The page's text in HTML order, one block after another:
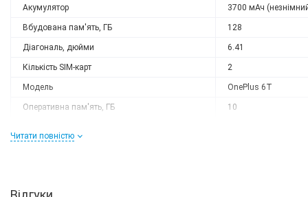
Акумулятор 3700 мАч
Вбудована пам'ять, ГБ 128
Діагональ, дюйми 6.41
Кількість SIM-карт 2
Модель OnePlus 6T
Оперативна пам'ять, ГБ 10
Читати повністю